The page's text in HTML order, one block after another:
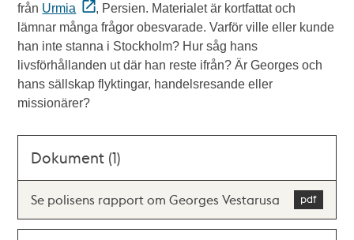
från Urmia
, Persien. Materialet är kortfattat och
lämnar många frågor obesvarade. Varför ville eller kunde
han inte stanna i Stockholm? Hur såg hans
livsförhållanden ut där han reste ifrån? Är Georges och
hans sällskap flyktingar, handelsresande eller
missionärer?
Dokument (1)
Se polisens rapport om Georges Vestarusa